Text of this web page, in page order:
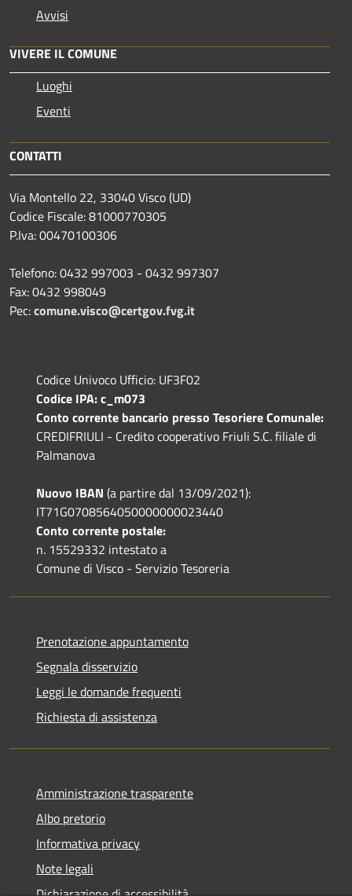
Avvisi
VIVERE IL COMUNE
Luoghi
Eventi
CONTATTI
Via Montello 22, 33040 Visco (UD)
Codice Fiscale: 81000770305
P.Iva: 00470100306
Telefono: 0432 997003 - 0432 997307
Fax: 0432 998049
Pec:comune.visco@certgov.fvg.it
Codice Univoco Ufficio: UF3F02
Codice IPA: c_m073
Conto corrente bancario presso Tesoriere Comunale:
CREDIFRIULI - Credito cooperativo Friuli S.C. filiale di
Palmanova
Nuovo IBAN (a partire dal 13/09/2021):
IT71G0708564050000000023440
Conto corrente postale:
n. 15529332 intestato a
Comune di Visco - Servizio Tesoreria
Prenotazione appuntamento
Segnala disservizio
Leggi le domande frequenti
Richiesta di assistenza
Amministrazione trasparente
Albo pretorio
Informativa privacy
Note legali